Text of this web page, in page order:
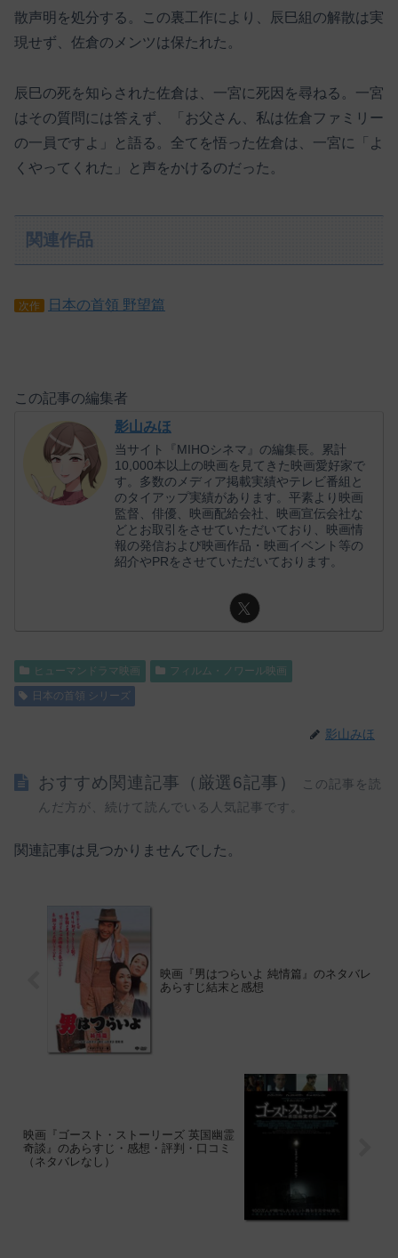
散声明を処分する。この裏工作により、辰巳組の解散は実
現せず、佐倉のメンツは保たれた。
辰巳の死を知らされた佐倉は、一宮に死因を尋ねる。一宮
はその質問には答えず、「お父さん、私は佐倉ファミリー
の一員ですよ」と語る。全てを悟った佐倉は、一宮に「よ
くやってくれた」と声をかけるのだった。
関連作品
次作 日本の首領 野望篇
この記事の編集者
影山みほ
当サイト『MIHOシネマ』の編集長。累計
10,000本以上の映画を見てきた映画愛好家で
す。多数のメディア掲載実績やテレビ番組と
のタイアップ実績があります。平素より映画
監督、俳優、映画配給会社、映画宣伝会社な
どとお取引をさせていただいており、映画情
報の発信および映画作品・映画イベント等の
紹介やPRをさせていただいております。
ヒューマンドラマ映画
フィルム・ノワール映画
日本の首領 シリーズ
影山みほ
おすすめ関連記事（厳選6記事）
この記事を読
んだ方が、続けて読んでいる人気記事です。
関連記事は見つかりませんでした。
映画『男はつらいよ 純情篇』のネタバレ
あらすじ結末と感想
映画『ゴースト・ストーリーズ 英国幽霊
奇談』のあらすじ・感想・評判・口コミ
（ネタバレなし）